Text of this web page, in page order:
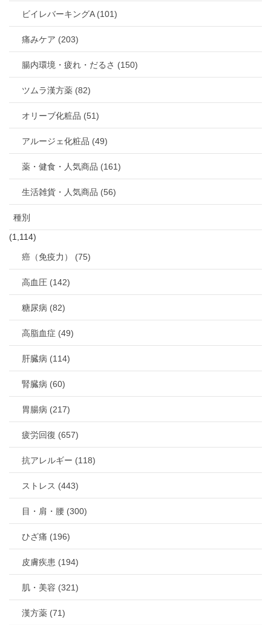
ビイレバーキングA (101)
痛みケア (203)
腸内環境・疲れ・だるさ (150)
ツムラ漢方薬 (82)
オリーブ化粧品 (51)
アルージェ化粧品 (49)
薬・健食・人気商品 (161)
生活雑貨・人気商品 (56)
種別
(1,114)
癌（免疫力） (75)
高血圧 (142)
糖尿病 (82)
高脂血症 (49)
肝臓病 (114)
腎臓病 (60)
胃腸病 (217)
疲労回復 (657)
抗アレルギー (118)
ストレス (443)
目・肩・腰 (300)
ひざ痛 (196)
皮膚疾患 (194)
肌・美容 (321)
漢方薬 (71)